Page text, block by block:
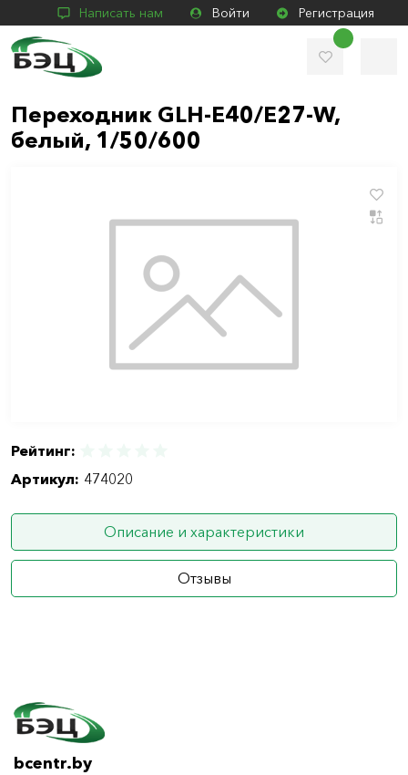
Написать нам Войти Регистрация
Переходник GLH-E40/E27-W,
белый, 1/50/600
Рейтинг:
Артикул: 474020
Описание и характеристики
Отзывы
bcentr.by